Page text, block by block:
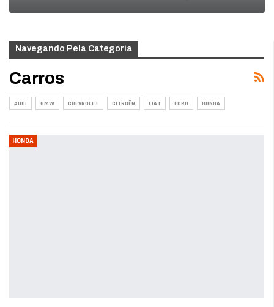
Navegando Pela Categoria
Carros
AUDI BMW CHEVROLET CITROËN FIAT FORD HONDA
HONDA